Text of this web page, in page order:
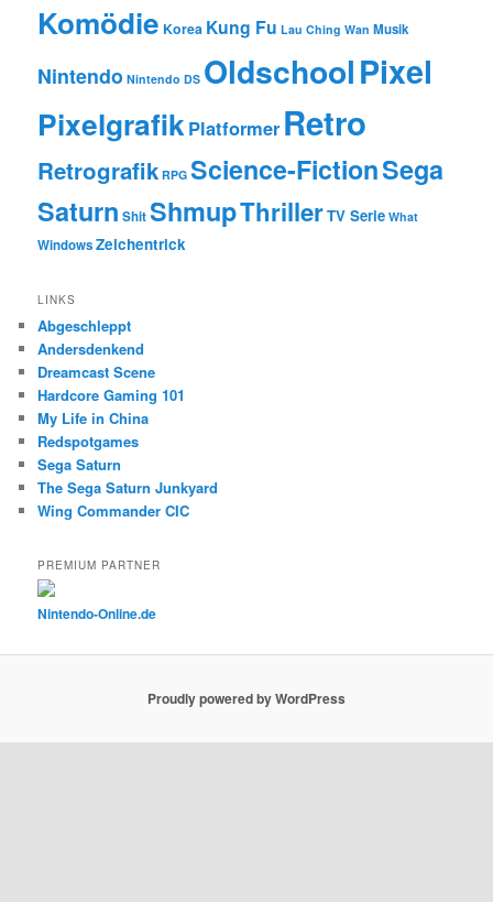
Komödie Korea Kung Fu Lau Ching Wan Musik
Nintendo Nintendo DS OldschoolPixel
Pixelgrafik Platformer Retro
Retrografik RPG Science-FictionSega
Saturn ShitShmupThrillerTV Serie What
WindowsZeichentrick
LINKS
Abgeschleppt
Andersdenkend
Dreamcast Scene
Hardcore Gaming 101
My Life in China
Redspotgames
Sega Saturn
The Sega Saturn Junkyard
Wing Commander CIC
PREMIUM PARTNER
Nintendo-Online.de
Proudly powered by WordPress